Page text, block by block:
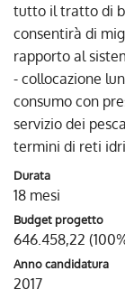
tutto il tratto di
consentirà di
rapporto al
- collocazione
consumo con
servizio dei
termini di reti
Durata
18 mesi
Budget progetto
646.458,22
Anno candidatura
2017